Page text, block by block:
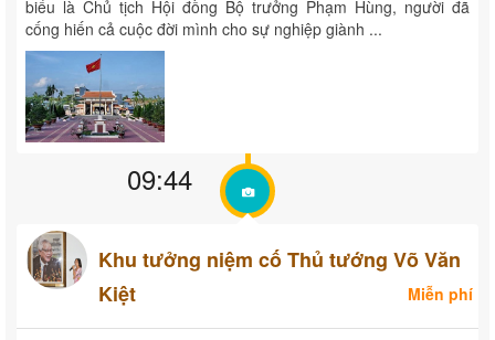
biểu là Chủ tịch Hội đồng Bộ trưởng Phạm Hùng, người đã
cống hiến cả cuộc đời mình cho sự nghiệp giành ...
09:44
Khu tưởng niệm cố Thủ tướng Võ Văn
Kiệt
Miễn phí